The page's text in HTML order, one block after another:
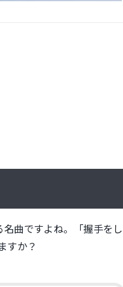
曲ですよね。「握手をし
すか？